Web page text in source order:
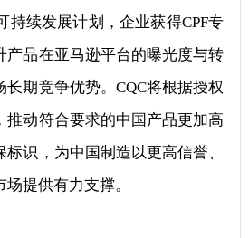
持续发展计划，企业获得CPF专
产品在亚马逊平台的曝光度与转
期竞争优势。CQC将根据授权
推动符合要求的中国产品更加高
识，为中国制造以更高信誉、
提供有力支撑。